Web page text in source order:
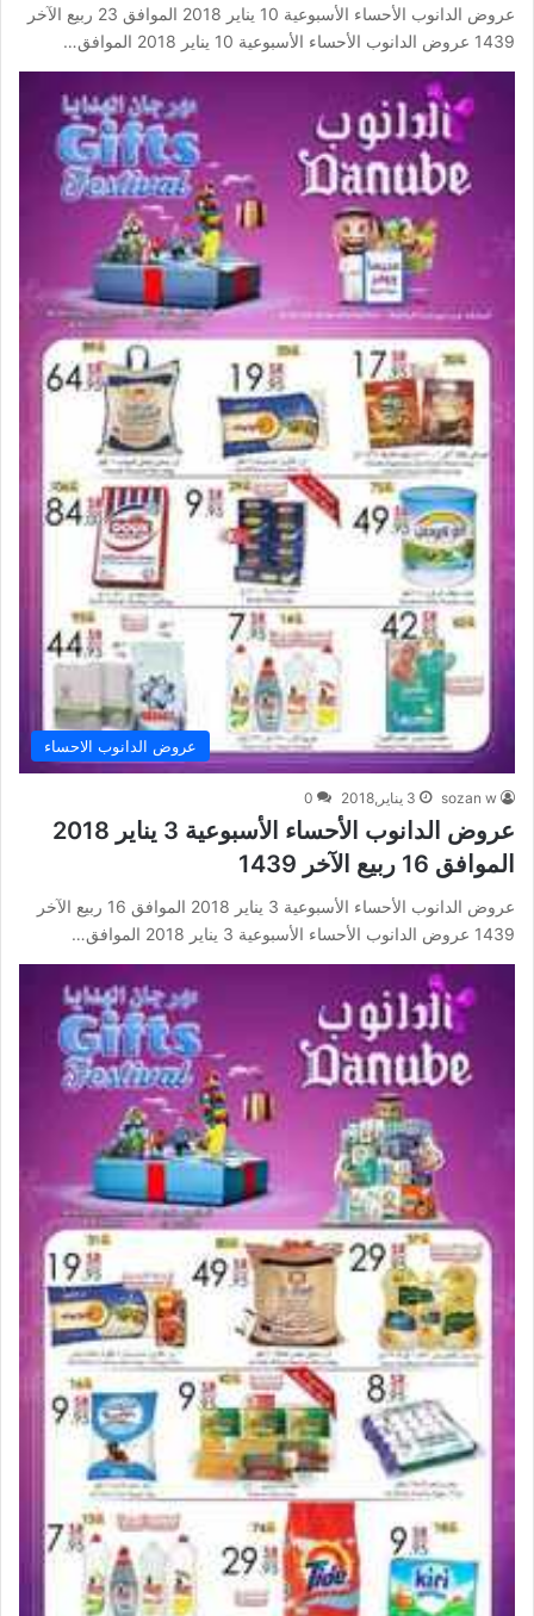
عروض الدانوب الأحساء الأسبوعية 10 يناير 2018 الموافق 23 ربيع الآخر
1439 عروض الدانوب الأحساء الأسبوعية 10 يناير 2018 الموافق…
عروض الدانوب الاحساء
sozan w 3 يناير,2018 0
عروض الدانوب الأحساء الأسبوعية 3 يناير 2018
الموافق 16 ربيع الآخر 1439
عروض الدانوب الأحساء الأسبوعية 3 يناير 2018 الموافق 16 ربيع الآخر
1439 عروض الدانوب الأحساء الأسبوعية 3 يناير 2018 الموافق…